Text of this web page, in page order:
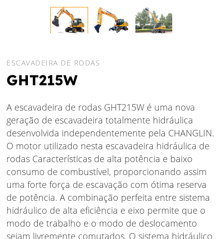
ESCAVADEIRA DE RODAS
GHT215W
A escavadeira de rodas GHT215W é uma nova
geração de escavadeira totalmente hidráulica
desenvolvida independentemente pela CHANGLIN.
O motor utilizado nesta escavadeira hidráulica de
rodas Características de alta potência e baixo
consumo de combustível, proporcionando assim
uma forte força de escavação com ótima reserva
de potência. A combinação perfeita entre sistema
hidráulico de alta eficiência e eixo permite que o
modo de trabalho e o modo de deslocamento
sejam livremente comutados. O sistema hidráulico